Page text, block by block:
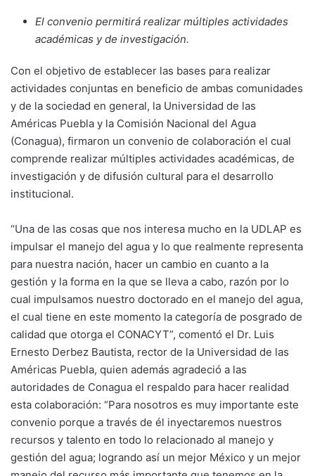
El convenio permitirá realizar múltiples actividades
académicas y de investigación.
Con el objetivo de establecer las bases para realizar
actividades conjuntas en beneficio de ambas comunidades
y de la sociedad en general, la Universidad de las
Américas Puebla y la Comisión Nacional del Agua
(Conagua), firmaron un convenio de colaboración el cual
comprende realizar múltiples actividades académicas, de
investigación y de difusión cultural para el desarrollo
institucional.
“Una de las cosas que nos interesa mucho en la UDLAP es
impulsar el manejo del agua y lo que realmente representa
para nuestra nación, hacer un cambio en cuanto a la
gestión y la forma en la que se lleva a cabo, razón por lo
cual impulsamos nuestro doctorado en el manejo del agua,
el cual tiene en este momento la categoría de posgrado de
calidad que otorga el CONACYT”, comentó el Dr. Luis
Ernesto Derbez Bautista, rector de la Universidad de las
Américas Puebla, quien además agradeció a las
autoridades de Conagua el respaldo para hacer realidad
esta colaboración: “Para nosotros es muy importante este
convenio porque a través de él inyectaremos nuestros
recursos y talento en todo lo relacionado al manejo y
gestión del agua; logrando así un mejor México y un mejor